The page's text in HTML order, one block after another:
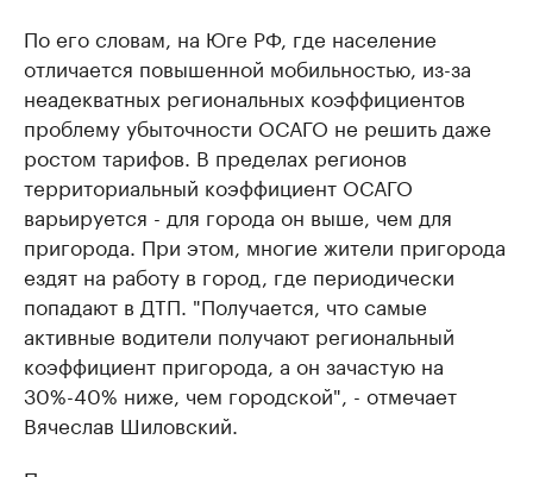
По его словам, на Юге РФ, где население
отличается повышенной мобильностью, из-за
неадекватных региональных коэффициентов
проблему убыточности ОСАГО не решить даже
ростом тарифов. В пределах регионов
территориальный коэффициент ОСАГО
варьируется - для города он выше, чем для
пригорода. При этом, многие жители пригорода
ездят на работу в город, где периодически
попадают в ДТП. "Получается, что самые
активные водители получают региональный
коэффициент пригорода, а он зачастую на
30%-40% ниже, чем городской", - отмечает
Вячеслав Шиловский.